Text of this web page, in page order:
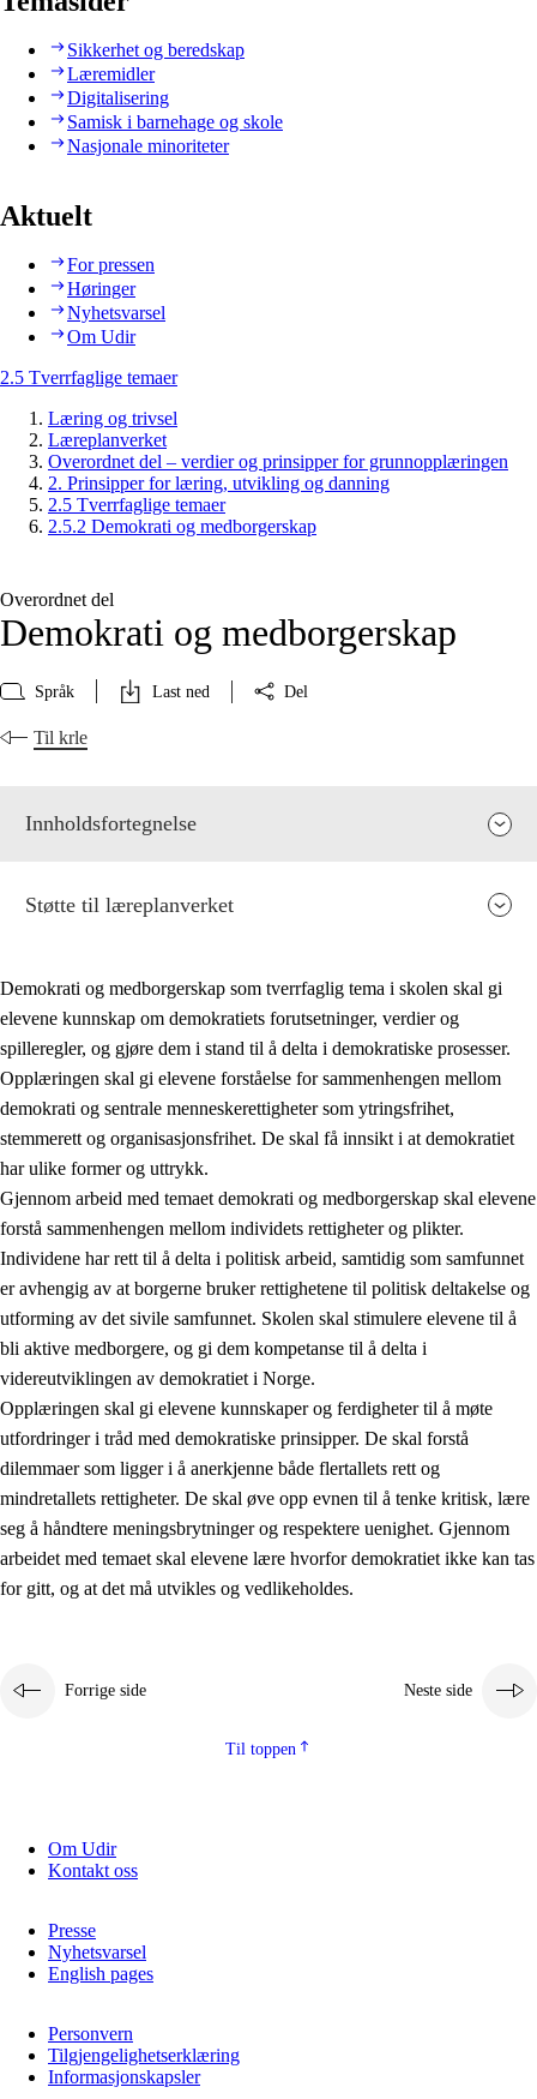
Sikkerhet og beredskap
Læremidler
Digitalisering
Samisk i barnehage og skole
Nasjonale minoriteter
Aktuelt
For pressen
Høringer
Nyhetsvarsel
Om Udir
2.5 Tverrfaglige temaer
Læring og trivsel
Læreplanverket
Overordnet del – verdier og prinsipper for grunnopplæringen
2. Prinsipper for læring, utvikling og danning
2.5 Tverrfaglige temaer
2.5.2 Demokrati og medborgerskap
Overordnet del
Demokrati og medborgerskap
Språk Last ned Del
Til krle
Innholdsfortegnelse
2. Prinsipper for læring, utvikling og danning
2.1 Sosial læring og utvikling
2.2 Kompetanse i fagene
2.3 Grunnleggende ferdigheter
2.4 Å lære å lære
Tverrfaglige temaer
2.5 Tverrfaglige temaer
2.5.1 Folkehelse og livsmestring
2.5.2 Demokrati og medborgerskap
Støtte til læreplanverket
Demokrati og medborgerskap som tverrfaglig tema i skolen skal gi
elevene kunnskap om demokratiets forutsetninger, verdier og
spilleregler, og gjøre dem i stand til å delta i demokratiske prosesser.
Opplæringen skal gi elevene forståelse for sammenhengen mellom
demokrati og sentrale menneskerettigheter som ytringsfrihet,
stemmerett og organisasjonsfrihet. De skal få innsikt i at demokratiet
har ulike former og uttrykk.
Gjennom arbeid med temaet demokrati og medborgerskap skal elevene
forstå sammenhengen mellom individets rettigheter og plikter.
Individene har rett til å delta i politisk arbeid, samtidig som samfunnet
er avhengig av at borgerne bruker rettighetene til politisk deltakelse og
utforming av det sivile samfunnet. Skolen skal stimulere elevene til å
bli aktive medborgere, og gi dem kompetanse til å delta i
videreutviklingen av demokratiet i Norge.
Opplæringen skal gi elevene kunnskaper og ferdigheter til å møte
utfordringer i tråd med demokratiske prinsipper. De skal forstå
dilemmaer som ligger i å anerkjenne både flertallets rett og
mindretallets rettigheter. De skal øve opp evnen til å tenke kritisk, lære
seg å håndtere meningsbrytninger og respektere uenighet. Gjennom
arbeidet med temaet skal elevene lære hvorfor demokratiet ikke kan tas
for gitt, og at det må utvikles og vedlikeholdes.
Forrige side Neste side
Til toppen
Om Udir
Kontakt oss
Presse
Nyhetsvarsel
English pages
Personvern
Tilgjengelighetserklæring
Informasjonskapsler